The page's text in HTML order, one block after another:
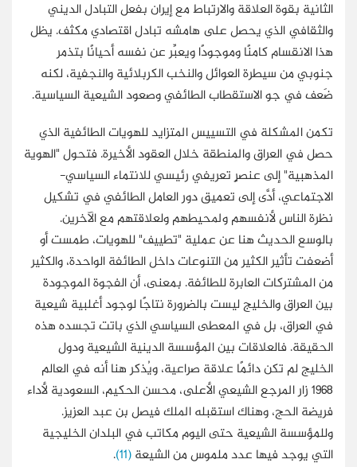
الثانية بقوة العلاقة والارتباط مع إيران بفعل التبادل الديني
والثقافي الذي يحصل على هامشه تبادل اقتصادي مكثف. يظل
هذا الانقسام كامنًا وموجودًا ويعبِّر عن نفسه أحيانًا بتذمر
جنوبي من سيطرة العوائل والنخب الكربلائية والنجفية، لكنه
ضَعف في جو الاستقطاب الطائفي وصعود الشيعية السياسية.
تكمن المشكلة في التسييس المتزايد للهويات الطائفية الذي
حصل في العراق والمنطقة خلال العقود الأخيرة. فتحول "الهوية
المذهبية" إلى عنصرٍ تعريفي رئيسي للانتماء السياسي-
الاجتماعي، أدَّى إلى تعميق دور العامل الطائفي في تشكيل
نظرة الناس لأنفسهم ولمحيطهم ولعلاقتهم مع الآخرين.
بالوسع الحديث هنا عن عملية "تطييف" للهويات، طمست أو
أضعفت تأثير الكثير من التنوعات داخل الطائفة الواحدة، والكثير
من المشتركات العابرة للطائفة. بمعنى، أن الفجوة الموجودة
بين العراق والخليج ليست بالضرورة نتاجًا لوجود أغلبية شيعية
في العراق، بل في المعطى السياسي الذي باتت تجسده هذه
الحقيقة. فالعلاقات بين المؤسسة الدينية الشيعية ودول
الخليج لم تكن دائمًا علاقة صراعية، ويُذكر هنا أنه في العالم
1968 زار المرجع الشيعي الأعلى، محسن الحكيم، السعودية لأداء
فريضة الحج، وهناك استقبله الملك فيصل بن عبد العزيز.
وللمؤسسة الشيعية حتى اليوم مكاتب في البلدان الخليجية
التي يوجد فيها عدد ملموس من الشيعة(11)
.